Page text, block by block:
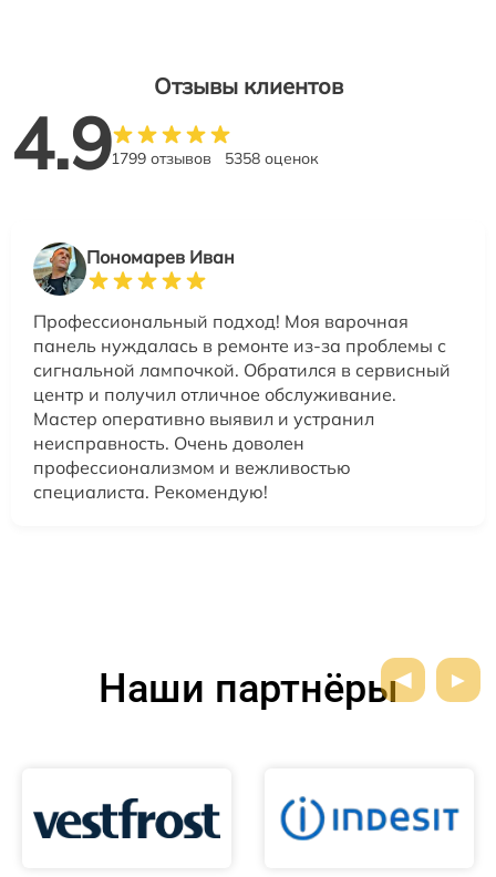
Отзывы клиентов
4.91799 отзывов 5358 оценок
Пономарев Иван
Профессиональный подход! Моя варочная
панель нуждалась в ремонте из-за проблемы с
сигнальной лампочкой. Обратился в сервисный
центр и получил отличное обслуживание.
Мастер оперативно выявил и устранил
неисправность. Очень доволен
профессионализмом и вежливостью
специалиста. Рекомендую!
Наши партнёры